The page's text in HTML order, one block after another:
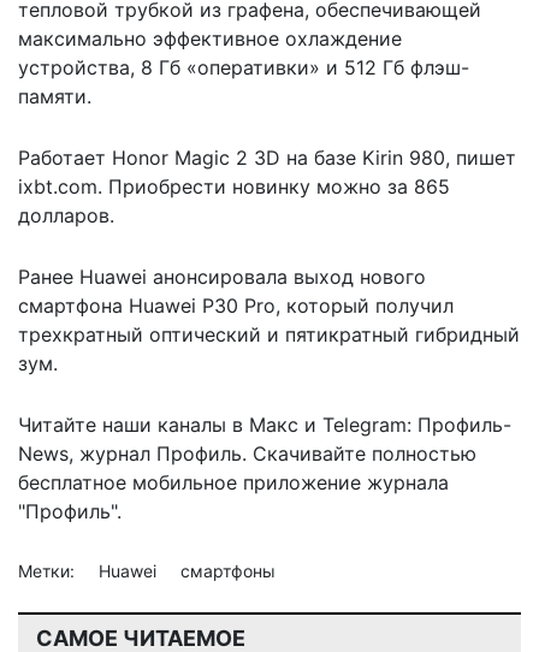
тепловой трубкой из графена, обеспечивающей
максимально эффективное охлаждение
устройства, 8 Гб «оперативки» и 512 Гб флэш-
памяти.
Работает Honor Magic 2 3D на базе Kirin 980, пишет
ixbt.com. Приобрести новинку можно за 865
долларов.
Ранее Huawei анонсировала выход нового
смартфона Huawei P30 Pro, который получил
трехкратный оптический и пятикратный гибридный
зум.
Читайте наши каналы в Макс и Telegram: Профиль-
News, журнал Профиль. Скачивайте полностью
бесплатное мобильное приложение журнала
"Профиль".
Метки: Huawei смартфоны
САМОЕ ЧИТАЕМОЕ